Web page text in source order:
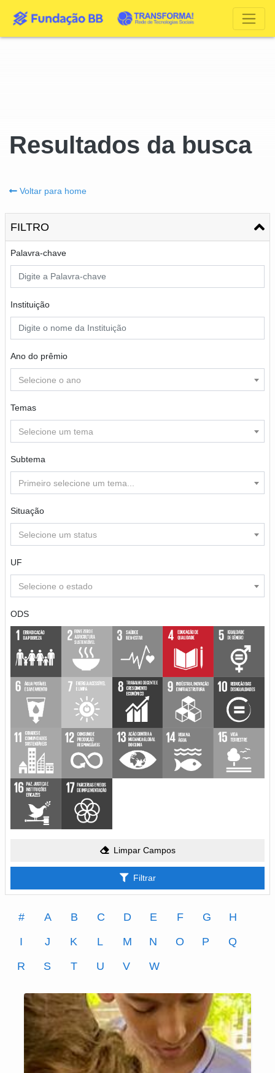
Resultados da busca
Voltar para home
FILTRO
Palavra-chave
Instituição
Ano do prêmio
Selecione o ano
Temas
Selecione um tema
Subtema
Primeiro selecione um tema...
Situação
Selecione um status
UF
Selecione o estado
ODS
Limpar Campos
Filtrar
# A B C D E F G
H
I
J K L M N O P
Q
R
S T U V W